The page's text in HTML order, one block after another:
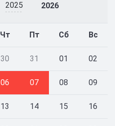
2025 2026
Чт Пт Сб Вс
30 31 01 02
06 07 08 09
13 14 15 16